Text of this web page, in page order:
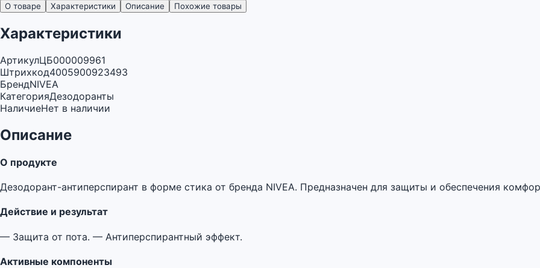
О товаре Характеристики Описание Похожие товары
Характеристики
АртикулЦБ000009961
Штрихкод4005900923493
БрендNIVEA
КатегорияДезодоранты
НаличиеНет в наличии
Описание
О продукте
Дезодорант-антиперспирант в форме стика от бренда NIVEA. Предназначен для защиты и обеспечения
Действие и результат
— Защита от пота. — Антиперспирантный эффект.
Активные компоненты